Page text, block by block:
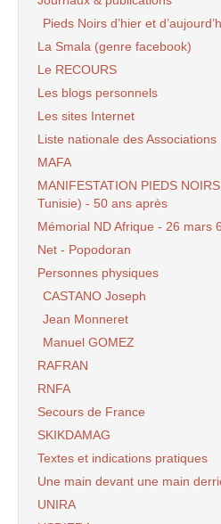
Pieds Noirs d’hier et
La Smala (genre facebook)
Le RECOURS
Les blogs personnels
Les sites Internet
Liste nationale des Associations
MAFA
MANIFESTATION PIEDS
Tunisie) - 50 ans après
Mémorial ND Afrique - 26 mars
Net - Popodoran
Personnes physiques
CASTANO Joseph
Jean Monneret
Manuel GOMEZ
RAFRAN
RNFA
Secours de France
SKIKDAMAG
Textes et indications pratiques
Une main devant une main
UNIRA